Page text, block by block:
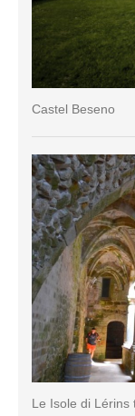
Castel Beseno
Le Isole di Lérins